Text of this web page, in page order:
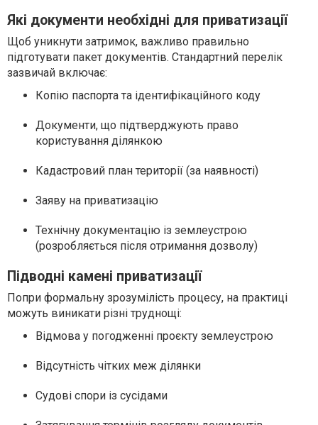
Які документи необхідні для приватизації
Щоб уникнути затримок, важливо правильно
підготувати пакет документів. Стандартний перелік
зазвичай включає:
Копію паспорта та ідентифікаційного коду
Документи, що підтверджують право
користування ділянкою
Кадастровий план території (за наявності)
Заяву на приватизацію
Технічну документацію із землеустрою
(розробляється після отримання дозволу)
Підводні камені приватизації
Попри формальну зрозумілість процесу, на практиці
можуть виникати різні труднощі:
Відмова у погодженні проєкту землеустрою
Відсутність чітких меж ділянки
Судові спори із сусідами